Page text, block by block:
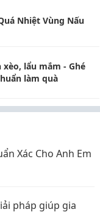
Nhiệt Vùng Nấu
lẩu mắm - Ghé
làm quà
Xác Cho Anh Em
pháp giúp gia